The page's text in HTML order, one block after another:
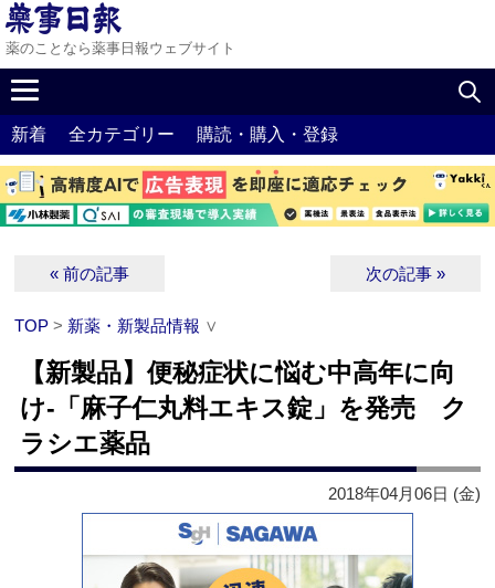
薬のことなら薬事日報ウェブサイト
新着 全カテゴリー 購読・購入・登録
« 前の記事 次の記事 »
TOP > 新薬・新製品情報 ∨
【新製品】便秘症状に悩む中高年に向
け‐「麻子仁丸料エキス錠」を発売 ク
ラシエ薬品
2018年04月06日 (金)